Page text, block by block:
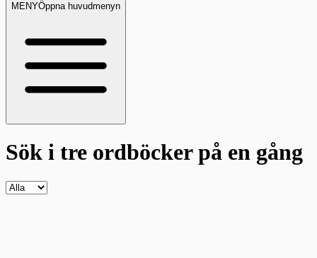
MENYÖppna huvudmenyn
Sök i tre ordböckerpå en gång